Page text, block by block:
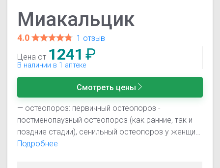
Миакальцик
4.0
1 отзыв
Цена от 1241 ₽
В наличии в 1 аптеке
Смотреть цены
— остеопороз: первичный остеопороз -
постменопаузный остеопороз (как ранние, так и
поздние стадии), сенильный остеопороз у женщин
и мужчин; вторичный остеопороз, в частности
Подробнее